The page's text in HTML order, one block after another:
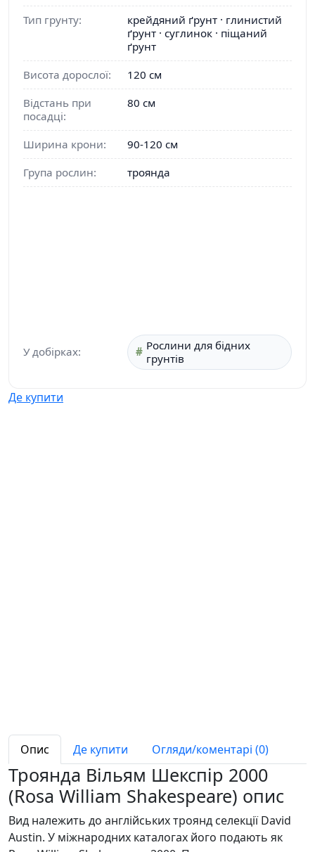
Тип грунту:
крейдяний ґрунт · глинистий
ґрунт · суглинок · піщаний
ґрунт
Висота дорослої:
120 см
Відстань при
посадці:
80 см
Ширина крони:
90-120 см
Група рослин:
троянда
У добірках:
Рослини для бідних
грунтів
Де купити
Опис Де купити Огляди/коментарі (0)
Троянда Вільям Шекспір 2000
(Rosa William Shakespeare) опис
Вид належить до англійських троянд селекції David
Austin. У міжнародних каталогах його подають як